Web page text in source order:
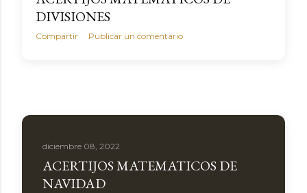
DIVISIONES
Compartir Publicar un comentario
diciembre 08, 2022
ACERTIJOS MATEMATICOS DE
NAVIDAD